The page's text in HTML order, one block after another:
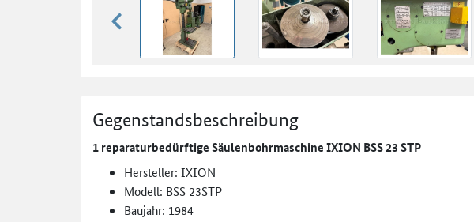
zurück blättern
Gegenstandsbeschreibung
1 reparaturbedürftige Säulenbohrmaschine IXION BSS 23 STP
Hersteller: IXION
Modell: BSS 23STP
Baujahr: 1984